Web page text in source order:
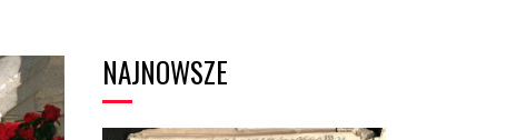
NAJNOWSZE